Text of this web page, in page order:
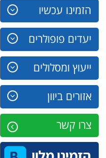
הזמינו עכשיו
יעדים פופולרים
ייעוץ ומסלולים
אזורים ביוון
צרו קשר